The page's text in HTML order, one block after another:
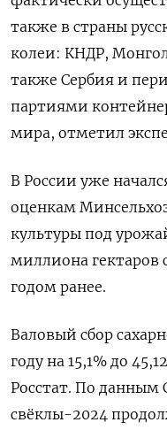
также в страны
колеи: КНДР,
также Сербия и
партиями
мира, отметил
В России уже
оценкам
культуры под
миллиона гектаров
годом ранее.
Валовый сбор
году на 15,1% до
Росстат. По данным
свёклы-2024